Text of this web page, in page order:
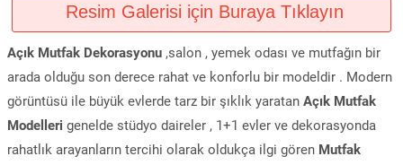
Resim Galerisi için Buraya Tıklayın
Açık Mutfak Dekorasyonu ,salon , yemek odası ve mutfağın bir
arada olduğu son derece rahat ve konforlu bir modeldir . Modern
görüntüsü ile büyük evlerde tarz bir şıklık yaratan Açık Mutfak
Modelleri genelde stüdyo daireler , 1+1 evler ve dekorasyonda
rahatlık arayanların tercihi olarak oldukça ilgi gören Mutfak